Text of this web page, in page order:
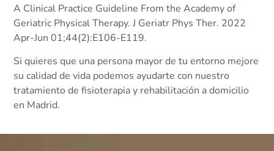
A Clinical Practice Guideline From the Academy of
Geriatric Physical Therapy. J Geriatr Phys Ther. 2022
Apr-Jun 01;44(2):E106-E119.
Si quieres que una persona mayor de tu entorno mejore
su calidad de vida podemos ayudarte con nuestro
tratamiento de fisioterapia y rehabilitación a domicilio
en Madrid.